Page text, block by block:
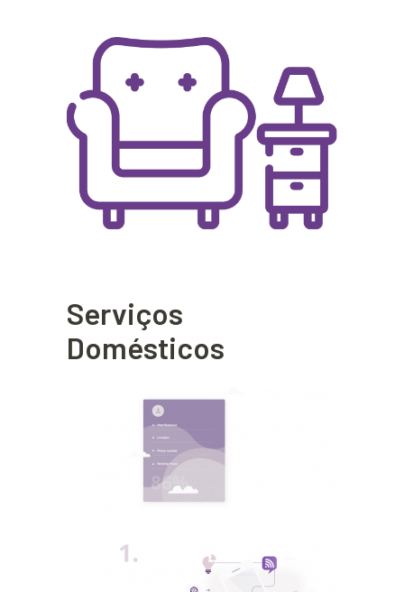
Serviços
Domésticos